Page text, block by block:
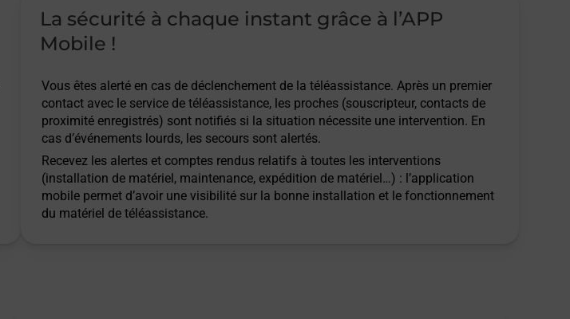
La sécurité à chaque instant grâce à l’APP
Mobile !
Vous êtes alerté en cas de déclenchement de la téléassistance. Après un premier
contact avec le service de téléassistance, les proches (souscripteur, contacts de
proximité enregistrés) sont notifiés si la situation nécessite une intervention. En
cas d’événements lourds, les secours sont alertés.
Recevez les alertes et comptes rendus relatifs à toutes les interventions
(installation de matériel, maintenance, expédition de matériel…) : l’application
mobile permet d’avoir une visibilité sur la bonne installation et le fonctionnement
du matériel de téléassistance.